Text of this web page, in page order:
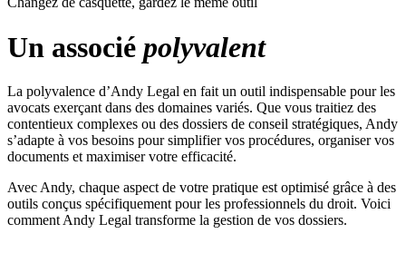
entre confrères
Andy Legal
votre nouvel associé
Bienvenue dans l'univers d'Andy Legal, votre solution
cabinet d'avocats.
En savoir plus
Pour qui ?
Andy Legals'adapte à tous les cabinets d'avocats
besoins variés des avocats, quelle que soit la structure
de leur exercice.
En savoir plus
Un associé polyvalent
La polyvalence d’Andy Legal en fait un outil indispensable pour les
avocats exerçant dans des domaines variés. Que vous traitiez des
contentieux complexes ou des dossiers de conseil stratégiques, Andy
s’adapte à vos besoins pour simplifier vos procédures, organiser vos
documents et maximiser votre efficacité.
Avec Andy, chaque aspect de votre pratique est optimisé grâce à des
outils conçus spécifiquement pour les professionnels du droit. Voici
comment Andy Legal transforme la gestion de vos dossiers.